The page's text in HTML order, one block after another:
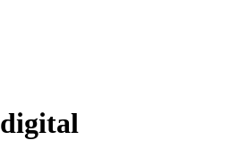
digital